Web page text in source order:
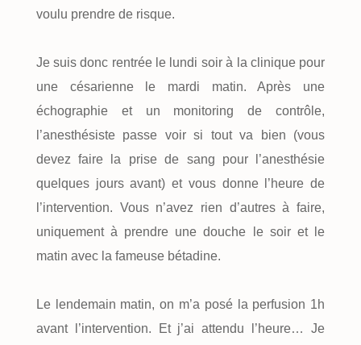
voulu prendre de risque.
Je suis donc rentrée le lundi soir à la clinique pour
une césarienne le mardi matin. Après une
échographie et un monitoring de contrôle,
l’anesthésiste passe voir si tout va bien (vous
devez faire la prise de sang pour l’anesthésie
quelques jours avant) et vous donne l’heure de
l’intervention. Vous n’avez rien d’autres à faire,
uniquement à prendre une douche le soir et le
matin avec la fameuse bétadine.
Le lendemain matin, on m’a posé la perfusion 1h
avant l’intervention. Et j’ai attendu l’heure… Je